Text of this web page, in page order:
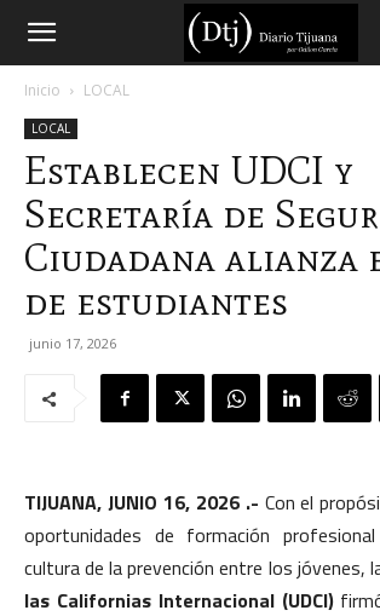
Diario
Tijuana
Inicio LOCAL
LOCAL
Establecen UDCI y
Secretaría de
Ciudadana alianza
de estudiantes
junio 17, 2026
TIJUANA, JUNIO 16, 2026 .- Con el
oportunidades de formación
cultura de la prevención entre los jóvenes,
las Californias Internacional (UDCI)